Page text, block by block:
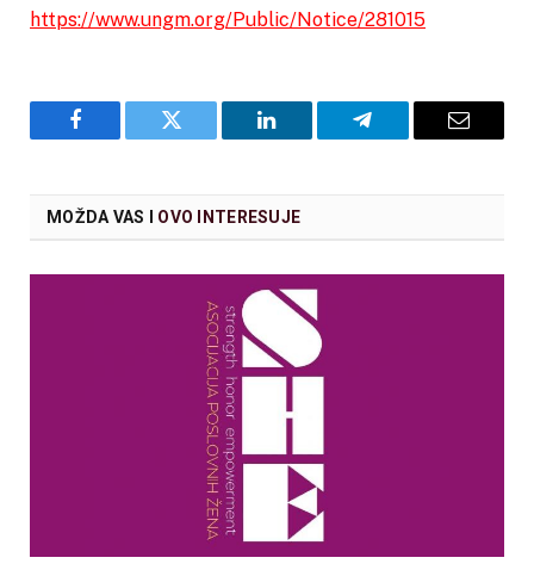
https://www.ungm.org/Public/Notice/281015
Facebook Twitter LinkedIn Telegram Email
MOŽDA VAS I OVO INTERESUJE